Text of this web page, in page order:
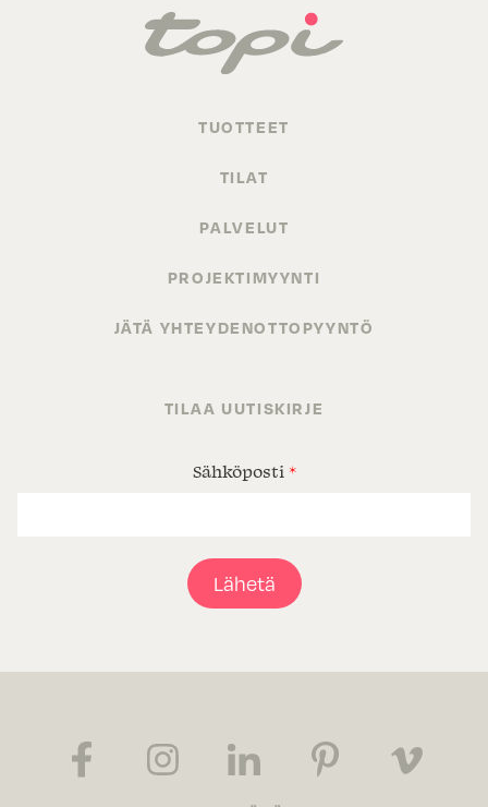
TUOTTEET
TILAT
PALVELUT
PROJEKTIMYYNTI
JÄTÄ YHTEYDENOTTOPYYNTÖ
TILAA UUTISKIRJE
Sähköposti *
Lähetä